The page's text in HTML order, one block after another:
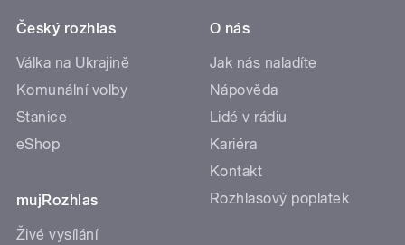
Český rozhlas
Válka na Ukrajině
Komunální volby
Stanice
eShop
mujRozhlas
Živé vysílání
O nás
Jak nás naladíte
Nápověda
Lidé v rádiu
Kariéra
Kontakt
Rozhlasový poplatek